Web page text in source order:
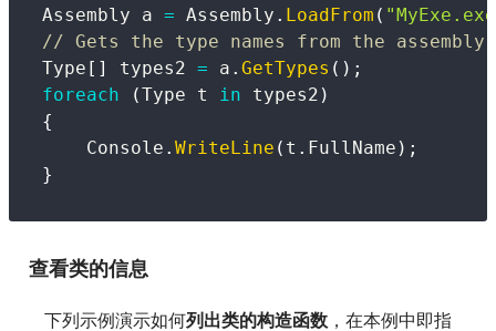
Assembly a = Assembly . LoadFrom (
// Gets the type names from the assembly.
Type [ ] types2 = a . GetTypes ( ) ;
foreach
(Type t in types2 )
{
    Console
. WriteLine ( t . FullName ) ;
}
查看类的信息
下列示例演示如何列出类的构造函数 ，在本例中即指